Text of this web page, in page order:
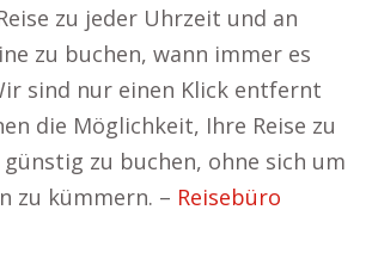
zu jeder Uhrzeit und an
zu buchen, wann immer es
sind nur einen Klick entfernt
die Möglichkeit, Ihre Reise zu
zu buchen, ohne sich um
zu kümmern. – Reisebüro